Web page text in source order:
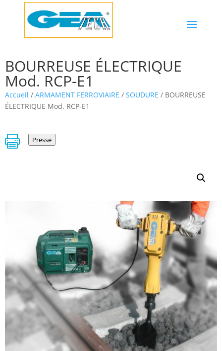
BOURREUSE ÉLECTRIQUE
Mod. RCP-E1
Accueil / ARMAMENT FERROVIAIRE / SOUDURE / BOURREUSE
ÉLECTRIQUE Mod. RCP-E1
 Presse